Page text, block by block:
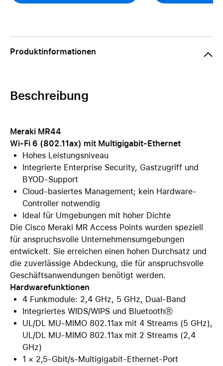
Produktinformationen
Beschreibung
Meraki MR44
Wi-Fi 6 (802.11ax) mit Multigigabit-Ethernet
Hohes Leistungsniveau
Integrierte Enterprise Security, Gastzugriff und
BYOD-Support
Cloud-basiertes Management; kein Hardware-
Controller notwendig
Ideal für Umgebungen mit hoher Dichte
Die Cisco Meraki MR Access Points wurden speziell
für anspruchsvolle Unternehmensumgebungen
entwickelt. Sie erreichen einen hohen Durchsatz und
die zuverlässige Abdeckung, die für anspruchsvolle
Geschäftsanwendungen benötigt werden.
Hardwarefunktionen
4 Funkmodule: 2,4 GHz, 5 GHz, Dual-Band
Integriertes WIDS/WIPS und BluetoothⓇ
UL/DL MU-MIMO 802.11ax mit 4 Streams (5 GHz),
UL/DL MU-MIMO 802.11ax mit 2 Streams (2,4
GHz)
1 × 2,5-Gbit/s-Multigigabit-Ethernet-Port